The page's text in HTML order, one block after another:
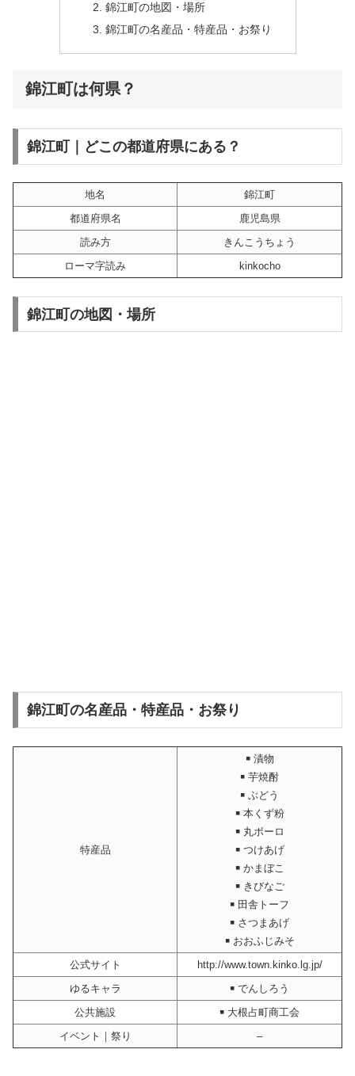
錦江町の地図・場所
錦江町の名産品・特産品・お祭り
錦江町は何県？
錦江町｜どこの都道府県にある？
地名
錦江町
都道府県名
鹿児島県
読み方
きんこうちょう
ローマ字読み
kinkocho
錦江町の地図・場所
錦江町の名産品・特産品・お祭り
特産品
￭ 漬物
￭ 芋焼酎
￭ ぶどう
￭ 本くず粉
￭ 丸ボーロ
￭ つけあげ
￭ かまぼこ
￭ きびなご
￭ 田舎トーフ
￭ さつまあげ
￭ おおふじみそ
公式サイト
http://www.town.kinko.lg.jp/
ゆるキャラ
￭ でんしろう
公共施設
￭ 大根占町商工会
イベント｜祭り
–